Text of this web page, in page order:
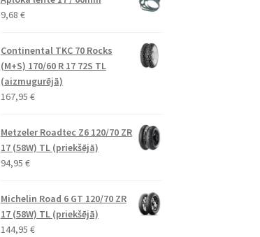
9,68 €
Continental TKC 70 Rocks
(M+S) 170/60 R 17 72S TL
(aizmugurējā)
167,95 €
Metzeler Roadtec Z6 120/70 ZR
17 (58W) TL (priekšējā)
94,95 €
Michelin Road 6 GT 120/70 ZR
17 (58W) TL (priekšējā)
144,95 €